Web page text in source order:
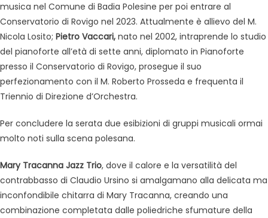
musica nel Comune di Badia Polesine per poi entrare al
Conservatorio di Rovigo nel 2023. Attualmente è allievo del M.
Nicola Losito; Pietro Vaccari, nato nel 2002, intraprende lo studio
del pianoforte all’età di sette anni, diplomato in Pianoforte
presso il Conservatorio di Rovigo, prosegue il suo
perfezionamento con il M. Roberto Prosseda e frequenta il
Triennio di Direzione d’Orchestra.
Per concludere la serata due esibizioni di gruppi musicali ormai
molto noti sulla scena polesana.
Mary Tracanna Jazz Trio, dove il calore e la versatilità del
contrabbasso di Claudio Ursino si amalgamano alla delicata ma
inconfondibile chitarra di Mary Tracanna, creando una
combinazione completata dalle poliedriche sfumature della